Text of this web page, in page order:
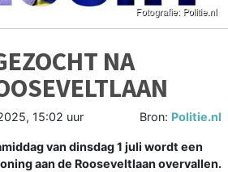
NA
15:02 uur Bron: Politie.nl
van dinsdag 1 juli wordt een
aan de Rooseveltlaan overvallen.